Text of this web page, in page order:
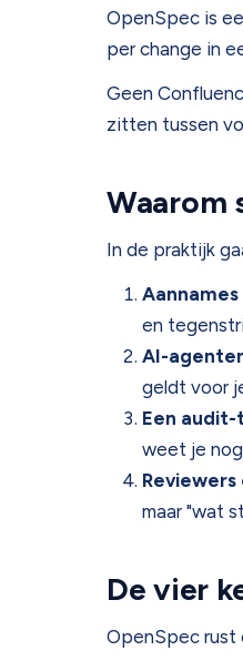
OpenSpec is
per change in
Geen
zitten tussen
Waarom
In de praktijk
en
AI-
geldt voor
Een
weet je
Reviewers
maar "wat
De vier
OpenSpec rust